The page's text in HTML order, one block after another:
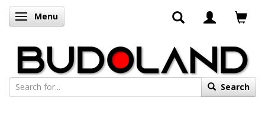
Toggle navigation
Menu
Search